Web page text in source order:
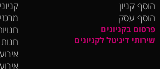
הוסף קניון
הוסף עסק
פרסום בקניונים
שירותי דיגיטל לקניונים
חנות